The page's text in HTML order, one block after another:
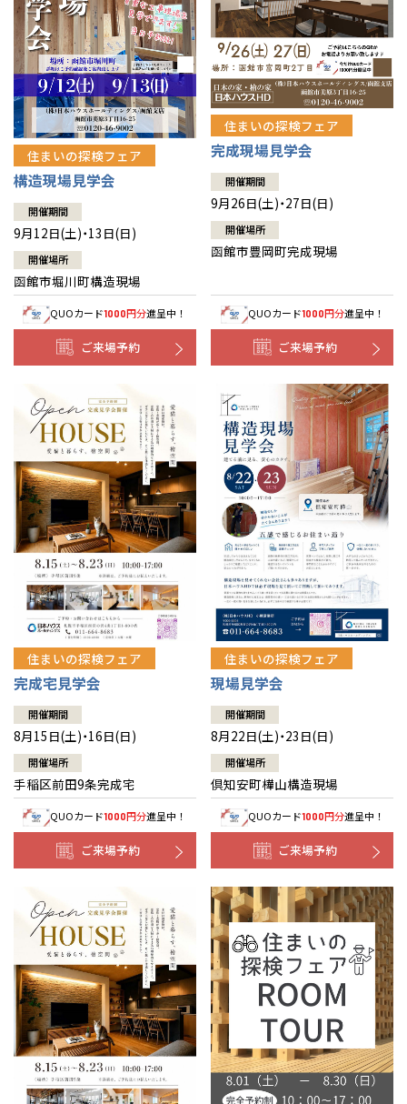
CMギャラリー
採用情報
住まいの探検フェア
構造現場見学会
開催期間
9月12日(土)・13日(日)
開催場所
函館市堀川町構造現場
QUOカード1000円分進呈中！
ご来場予約
住まいの探検フェア
完成現場見学会
開催期間
9月26日(土)・27日(日)
開催場所
函館市豊岡町完成現場
QUOカード1000円分進呈中！
ご来場予約
住まいの探検フェア
完成宅見学会
開催期間
8月15日(土)・16日(日)
開催場所
手稲区前田9条完成宅
QUOカード1000円分進呈中！
ご来場予約
住まいの探検フェア
現場見学会
開催期間
8月22日(土)・23日(日)
開催場所
倶知安町樺山構造現場
QUOカード1000円分進呈中！
ご来場予約
全国の展示場
北海道
札幌
東北
お近くのイベント
北海道
札幌
札幌
小樽
東北